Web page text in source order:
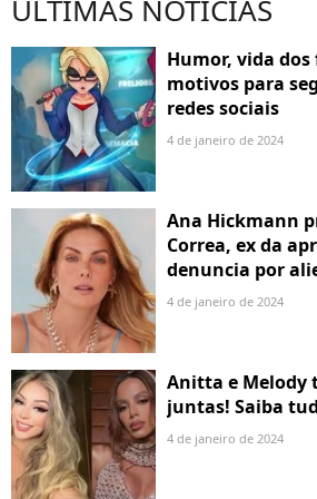
ÚLTIMAS NOTÍCIAS
Humor, vida dos
motivos para
redes sociais
4 de janeiro de 2024
Ana Hickmann
Correa, ex da
denuncia por
4 de janeiro de 2024
Anitta e Melody
juntas! Saiba
4 de janeiro de 2024